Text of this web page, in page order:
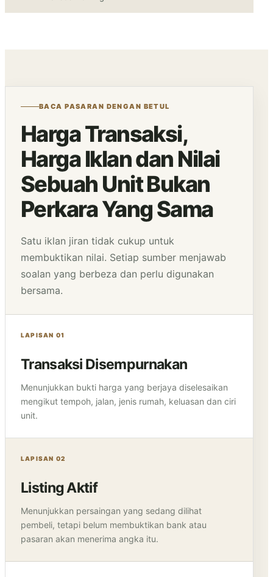
BACA PASARAN DENGAN BETUL
Harga Transaksi,
Harga Iklan dan Nilai
Sebuah Unit Bukan
Perkara Yang Sama
Satu iklan jiran tidak cukup untuk
membuktikan nilai. Setiap sumber menjawab
soalan yang berbeza dan perlu digunakan
bersama.
LAPISAN 01
Transaksi Disempurnakan
Menunjukkan bukti harga yang berjaya diselesaikan
mengikut tempoh, jalan, jenis rumah, keluasan dan ciri
unit.
LAPISAN 02
Listing Aktif
Menunjukkan persaingan yang sedang dilihat
pembeli, tetapi belum membuktikan bank atau
pasaran akan menerima angka itu.